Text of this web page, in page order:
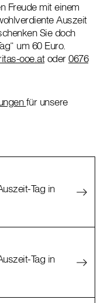
Freude mit einem
Auszeit
Sie doch
um 60 Euro.
ooe.atoder0676
für unsere
Tag in
Tag in